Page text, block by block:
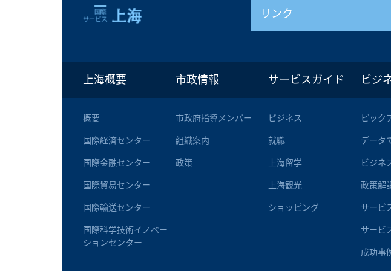
リンク
上海概要
概要
国際経済センター
国際金融センター
国際貿易センター
国際輸送センター
国際科学技術イノベー
ションセンター
市政情報
市政府指導メンバー
組織案内
政策
サービスガイド
ビジネス
就職
上海留学
上海観光
ショッピング
ビジ
ピック
データ
ビジネ
政策解
サービ
サービ
成功事